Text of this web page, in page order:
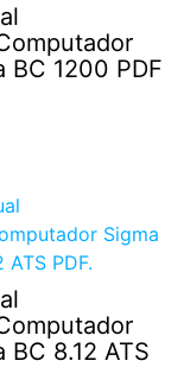
BC 1200 PDF
BC 8.12 ATS